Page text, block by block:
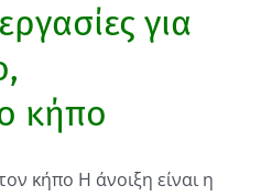
για
κήπο
κήπο Η άνοιξη είναι η